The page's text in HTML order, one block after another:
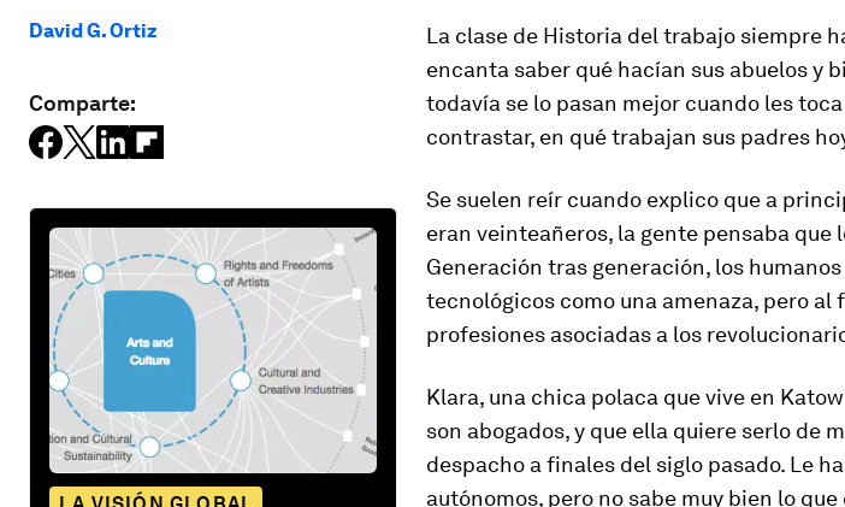
David G. Ortiz
Comparte:
La clase de Historia del trabajo siempre
encanta saber qué hacían sus abuelos y
todavía se lo pasan mejor cuando les
contrastar, en qué trabajan sus padres
Se suelen reír cuando explico que a
eran veinteañeros, la gente pensaba
Generación tras generación, los
tecnológicos como una amenaza, pero
profesiones asociadas a los
Klara, una chica polaca que vive en
son abogados, y que ella quiere serlo de
despacho a finales del siglo pasado. Le
autónomos, pero no sabe muy bien lo que